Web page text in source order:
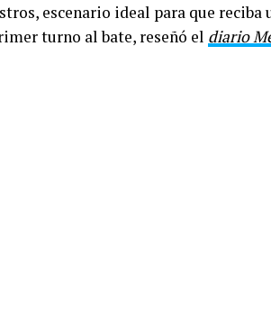
escenario ideal para que reciba
turno al bate, reseñó el diario